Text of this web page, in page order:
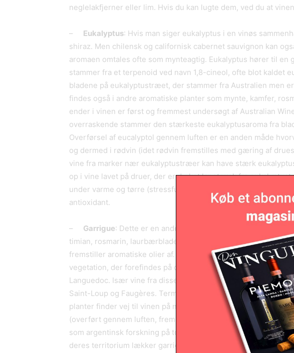
neglelakfjerner eller lim. Hvis du kan lugte dem, ved du at
– Eukalyptus: Hvis man siger eukalyptus i en vinøs
shiraz. Men chilensk og californisk cabernet sauvignon kan
aromaen omtales ofte som mynteagtig. Eukalyptus hører til en
stammer fra et terpenoid ved navn 1,8-cineol, ofte blot kaldet
bladene på eukalyptustræet, der stammer fra Australien men
findes også i andre aromatiske planter som mynte, kamfer,
ender i vinen er først og fremmest undersøgt af Australian
overraskende stammer den stærkeste eukalyptusaroma fra
Overførsel af eucalyptol gennem luften er en anden måde
og dermed i rødvin (idet rødvin fremstilles med gæring af
vine fra marker nær eukalyptustræer kan have stærk
op i vine lavet på druer, der er dyrket langt væk fra
under varme og tørre (stressfulde) omstændigheder, kan
antioxidant.
– Garrigue: Dette er en anden urtearoma, der minder om
timian, rosmarin, laurbærblade, lavendel og salvie. Alle disse
fremstiller aromatiske olier af. Og de er almindelige på la
vegetation, der forefindes på de næringsfattige kalkstensjorde
Languedoc. Især vine fra disse områder har denne aroma,
Saint-Loup og Faugères. Termen garrigue forekommer ofte
planter finder vej til vinen på nogenlunde samme måde som
(overført gennem luften, fremkaldt af stress). Men der er
som argentinsk forskning på torrontés riojano-druen og
deres territorium lækker garrigue-planter aromatiske væsker